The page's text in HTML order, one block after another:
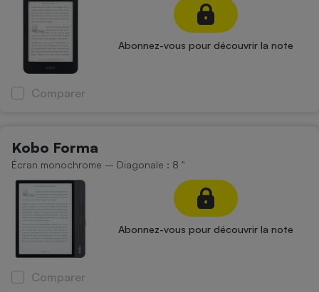
Abonnez-vous pour découvrir la note
Comparer
Kobo Forma
Écran monochrome – Diagonale : 8 "
Abonnez-vous pour découvrir la note
Comparer